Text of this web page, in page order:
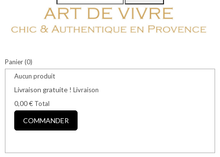
Panier(0)
Aucun produit
Livraison gratuite ! Livraison
0,00 € Total
COMMANDER